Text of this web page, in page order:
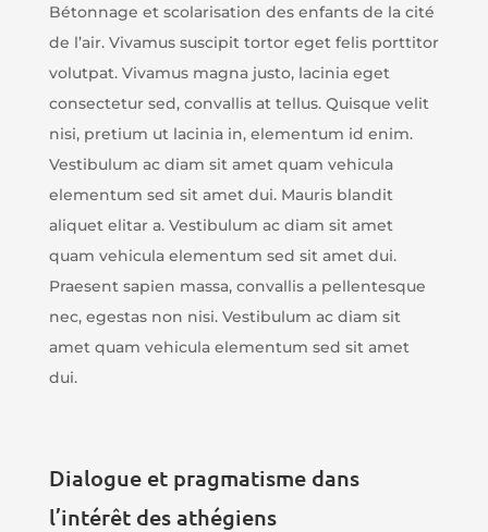
Bétonnage et scolarisation des enfants de la cité
de l’air. Vivamus suscipit tortor eget felis porttitor
volutpat. Vivamus magna justo, lacinia eget
consectetur sed, convallis at tellus. Quisque velit
nisi, pretium ut lacinia in, elementum id enim.
Vestibulum ac diam sit amet quam vehicula
elementum sed sit amet dui. Mauris blandit
aliquet elitar a. Vestibulum ac diam sit amet
quam vehicula elementum sed sit amet dui.
Praesent sapien massa, convallis a pellentesque
nec, egestas non nisi. Vestibulum ac diam sit
amet quam vehicula elementum sed sit amet
dui.
Dialogue et pragmatisme dans
l’intérêt des athégiens